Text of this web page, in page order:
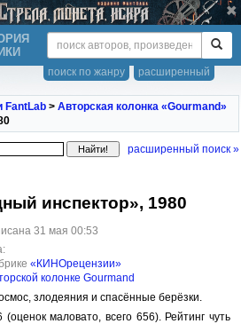
расширенный
поиск по жанру
FantLab > Авторская колонка «Gourmand»
расширенный поиск »
инспектор», 1980
31 мая 00:53
«КИНОрецензии»
колонке Gourmand
злодеяния и спасённые берёзки.
(оценок маловато, всего 656). Рейтинг чуть